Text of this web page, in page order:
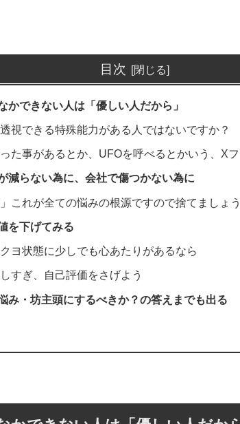
目次
かできない人は「優しい人だから」
視できる特殊能力がある人ではないですか？
た事があるとか、UFOを呼べるとかいう、X
減らない為に、会社で傷つかない為に
」これが全ての悩みの根源ですので捨てましょう
を下げてみる
ヨ状態に少しでも心あたりがあるなら
すぎ、自己評価をさげよう
み・坊主頭にするべきか？の答えまでも出る